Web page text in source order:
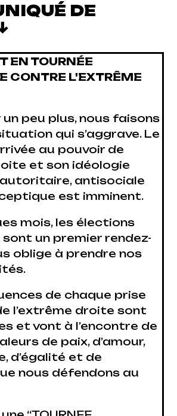
DE
EN TOURNÉE
CONTRE L'EXTRÊME
un peu plus, nous faisons
qui s’aggrave. Le
au pouvoir de
et son idéologie
autoritaire, antisociale
est imminent.
mois, les élections
un premier rendez-
oblige à prendre nos
de chaque prise
l’extrême droite sont
et vont à l’encontre de
de paix, d’amour,
d’égalité et de
nous défendons au